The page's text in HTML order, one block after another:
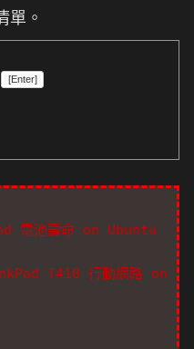
單。
[Enter]
電池壽命 on Ubuntu
T410 行動網路 on